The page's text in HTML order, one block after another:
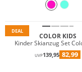
DEAL
COLOR KIDS
Kinder Skianzug Set
UVP139,95 82,99